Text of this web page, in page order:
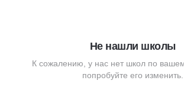
Не нашли школы
К сожалению, у нас нет школ по
попробуйте его изменить.